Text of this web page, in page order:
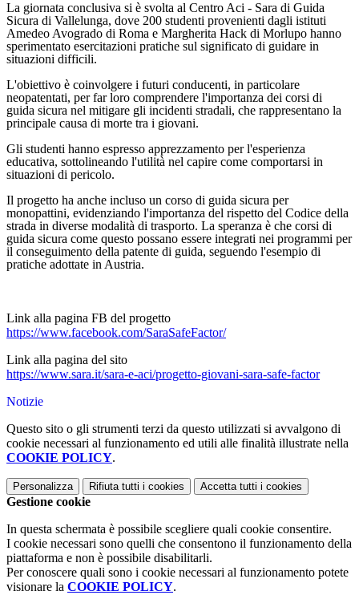
La giornata conclusiva si è svolta al Centro Aci - Sara di Guida
Sicura di Vallelunga, dove 200 studenti provenienti dagli istituti
Amedeo Avogrado di Roma e Margherita Hack di Morlupo hanno
sperimentato esercitazioni pratiche sul significato di guidare in
situazioni difficili.
L'obiettivo è coinvolgere i futuri conducenti, in particolare
neopatentati, per far loro comprendere l'importanza dei corsi di
guida sicura nel mitigare gli incidenti stradali, che rappresentano la
principale causa di morte tra i giovani.
Gli studenti hanno espresso apprezzamento per l'esperienza
educativa, sottolineando l'utilità nel capire come comportarsi in
situazioni di pericolo.
Il progetto ha anche incluso un corso di guida sicura per
monopattini, evidenziando l'importanza del rispetto del Codice della
strada in diverse modalità di trasporto. La speranza è che corsi di
guida sicura come questo possano essere integrati nei programmi per
il conseguimento della patente di guida, seguendo l'esempio di
pratiche adottate in Austria.
Link alla pagina FB del progetto
https://www.facebook.com/SaraSafeFactor/
Link alla pagina del sito
https://www.sara.it/sara-e-aci/progetto-giovani-sara-safe-factor
Notizie
Questo sito o gli strumenti terzi da questo utilizzati si avvalgono di
cookie necessari al funzionamento ed utili alle finalità illustrate nella
COOKIE POLICY.
Personalizza Rifiuta tutti i cookies Accetta tutti i cookies
Gestione cookie
In questa schermata è possibile scegliere quali cookie consentire.
I cookie necessari sono quelli che consentono il funzionamento della
piattaforma e non è possibile disabilitarli.
Per conoscere quali sono i cookie necessari al funzionamento potete
visionare la COOKIE POLICY.